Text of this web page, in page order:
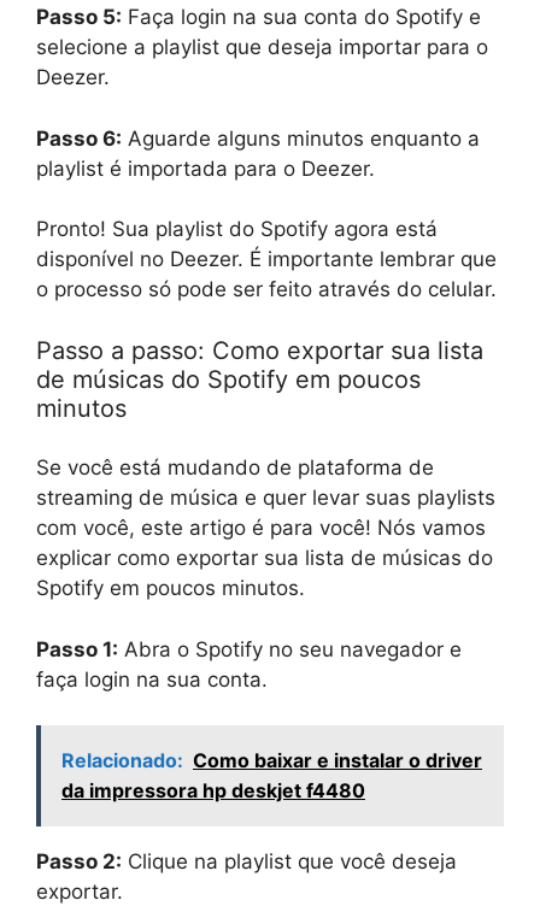
Passo 5: Faça login na sua conta do Spotify e
selecione a playlist que deseja importar para o
Deezer.
Passo 6: Aguarde alguns minutos enquanto a
playlist é importada para o Deezer.
Pronto! Sua playlist do Spotify agora está
disponível no Deezer. É importante lembrar que
o processo só pode ser feito através do celular.
Passo a passo: Como exportar sua lista
de músicas do Spotify em poucos
minutos
Se você está mudando de plataforma de
streaming de música e quer levar suas playlists
com você, este artigo é para você! Nós vamos
explicar como exportar sua lista de músicas do
Spotify em poucos minutos.
Passo 1: Abra o Spotify no seu navegador e
faça login na sua conta.
Relacionado: Como baixar e instalar o driver
da impressora hp deskjet f4480
Passo 2: Clique na playlist que você deseja
exportar.